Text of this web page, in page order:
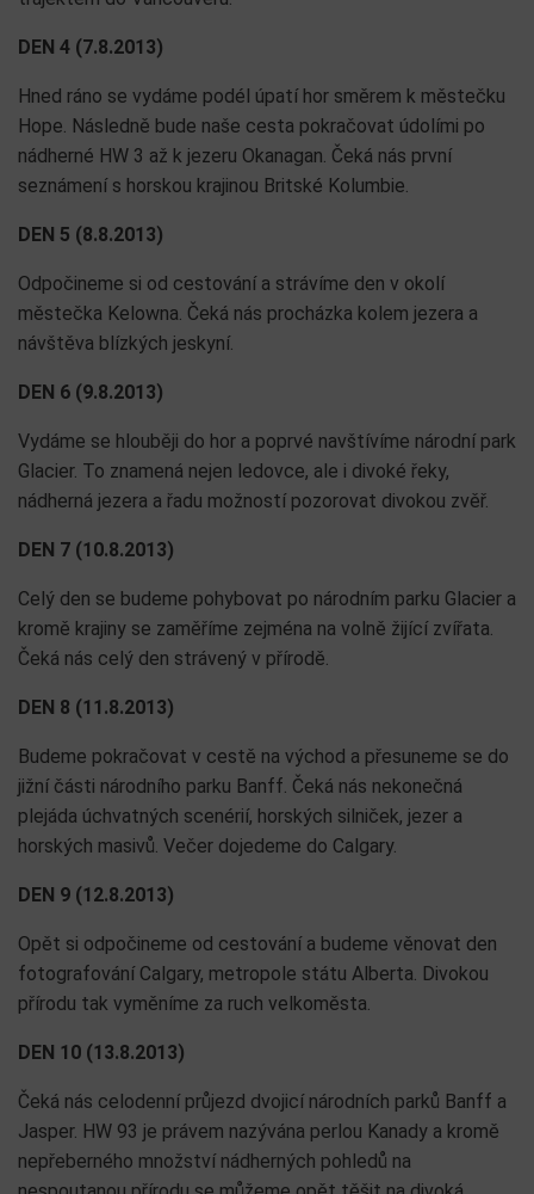
DEN 4 (7.8.2013)
Hned ráno se vydáme podél úpatí hor směrem k městečku
Hope. Následně bude naše cesta pokračovat údolími po
nádherné HW 3 až k jezeru Okanagan. Čeká nás první
seznámení s horskou krajinou Britské Kolumbie.
DEN 5 (8.8.2013)
Odpočineme si od cestování a strávíme den v okolí
městečka Kelowna. Čeká nás procházka kolem jezera a
návštěva blízkých jeskyní.
DEN 6 (9.8.2013)
Vydáme se hlouběji do hor a poprvé navštívíme národní park
Glacier. To znamená nejen ledovce, ale i divoké řeky,
nádherná jezera a řadu možností pozorovat divokou zvěř.
DEN 7 (10.8.2013)
Celý den se budeme pohybovat po národním parku Glacier a
kromě krajiny se zaměříme zejména na volně žijící zvířata.
Čeká nás celý den strávený v přírodě.
DEN 8 (11.8.2013)
Budeme pokračovat v cestě na východ a přesuneme se do
jižní části národního parku Banff. Čeká nás nekonečná
plejáda úchvatných scenérií, horských silniček, jezer a
horských masivů. Večer dojedeme do Calgary.
DEN 9 (12.8.2013)
Opět si odpočineme od cestování a budeme věnovat den
fotografování Calgary, metropole státu Alberta. Divokou
přírodu tak vyměníme za ruch velkoměsta.
DEN 10 (13.8.2013)
Čeká nás celodenní průjezd dvojicí národních parků Banff a
Jasper. HW 93 je právem nazývána perlou Kanady a kromě
nepřeberného množství nádherných pohledů na